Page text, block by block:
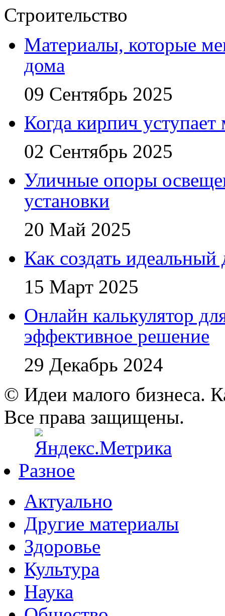
Строительство
Материалы, которые
дома
09 Сентябрь 2025
Когда кирпич
02 Сентябрь 2025
Уличные опоры
установки
20 Май 2025
Как создать
15 Март 2025
Онлайн калькулятор
эффективное решение
29 Декабрь 2024
© Идеи малого бизнеса.
Все права защищены.
Разное
Актуально
Другие материалы
Здоровье
Культура
Наука